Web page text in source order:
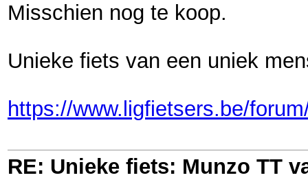
Misschien nog te koop.
Unieke fiets van een uniek
https://www.ligfietsers.be/
RE: Unieke fiets: Munzo TT